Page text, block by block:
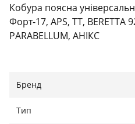
Кобура поясна
Форт-17, APS, TT, BERETTA
PARABELLUM, АНІКС
Бренд
Тип